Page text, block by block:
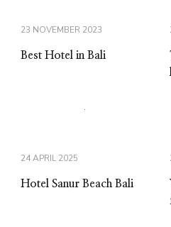
23 NOVEMBER 2023
Best Hotel in Bali
24 APRIL 2025
Hotel Sanur Beach Bali